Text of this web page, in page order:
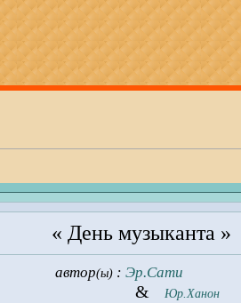
« День музыканта »
автор(ы): Эр.Сати
& Юр.Ханон